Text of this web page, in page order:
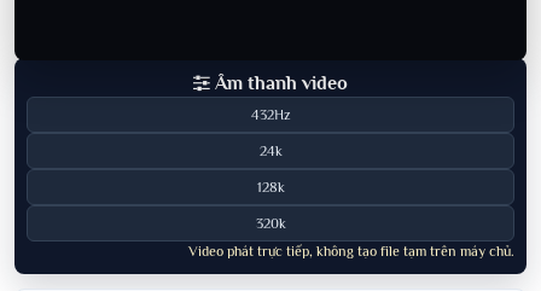
Âm thanh video
432Hz
24k
128k
320k
Video phát trực tiếp, không tạo file tạm trên máy chủ.